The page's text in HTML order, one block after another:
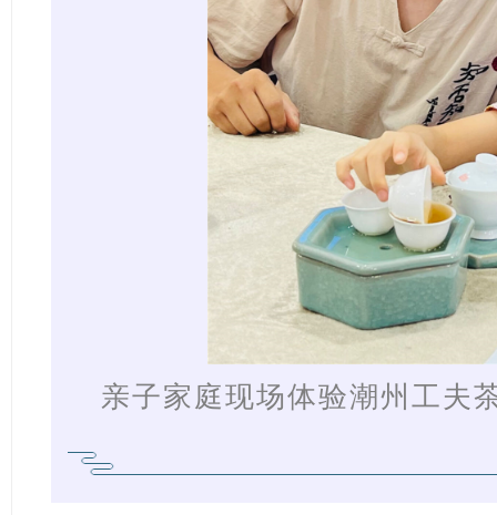
亲子家庭现场体验潮州工夫